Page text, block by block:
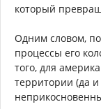
который
Одним словом,
процессы его
того, для
территории (да